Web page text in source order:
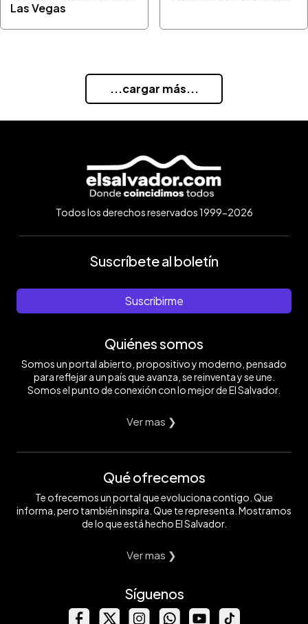
Las Vegas
...cargar más...
Todos los derechos reservados 1999-2026
Suscríbete al boletín
Suscribirme
Quiénes somos
Somos un portal abierto, propositivo y moderno, pensado
para reflejar a un país que avanza, se reinventa y se une.
Somos el punto de conexión con lo mejor de El Salvador.
Ver mas ❯
Qué ofrecemos
Te ofrecemos un portal que evoluciona contigo. Que
informa, pero también inspira. Que te representa. Mostramos
de lo que está hecho El Salvador.
Ver mas ❯
Síguenos